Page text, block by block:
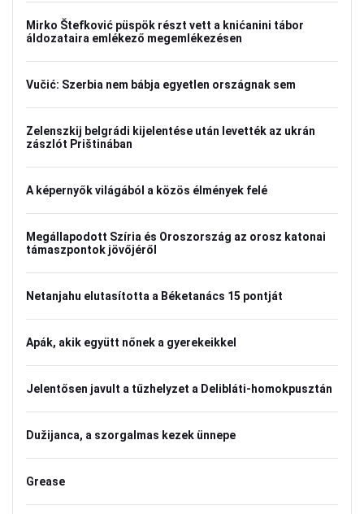
Mirko Štefković püspök részt vett a knićanini tábor
áldozataira emlékező megemlékezésen
Vučić: Szerbia nem bábja egyetlen országnak sem
Zelenszkij belgrádi kijelentése után levették az ukrán
zászlót Prištinában
A képernyők világából a közös élmények felé
Megállapodott Szíria és Oroszország az orosz katonai
támaszpontok jövőjéről
Netanjahu elutasította a Béketanács 15 pontját
Apák, akik együtt nőnek a gyerekeikkel
Jelentősen javult a tűzhelyzet a Delibláti-homokpusztán
Dužijanca, a szorgalmas kezek ünnepe
Grease